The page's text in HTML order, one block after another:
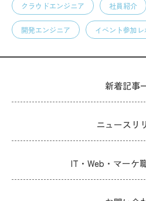
クラウドエンジニア 社員紹介
開発エンジニア イベント参加レ
新着記事
ニュースリ
IT・Web・マーケ